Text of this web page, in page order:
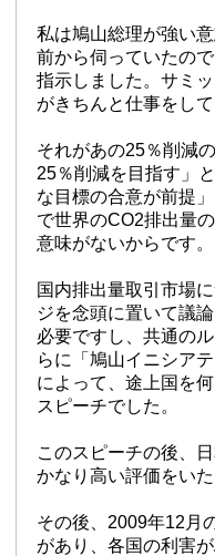
私は鳩山総理が強い
前から伺っていたの
指示しました。サミ
がきちんと仕事をし
それがあの25％削減
25％削減を目指す」
な目標の合意が前提
で世界のCO2排出量
意味がないからです。
国内排出量取引市場
ジを念頭に置いて議
必要ですし、共通の
らに「鳩山イニシア
によって、途上国を
スピーチでした。
このスピーチの後、
かなり高い評価をいた
その後、2009年12月
があり、各国の利害